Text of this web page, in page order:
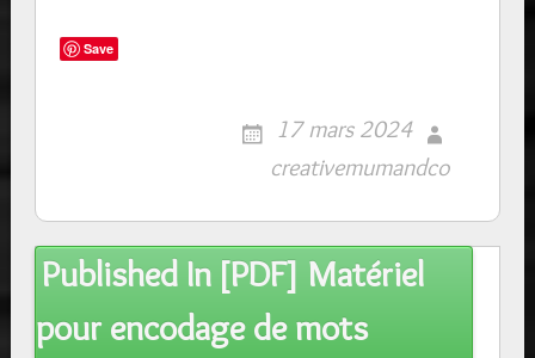
Save
17 mars 2024
creativemumandco
Post
navigation
Published In [PDF] Matériel
pour encodage de mots